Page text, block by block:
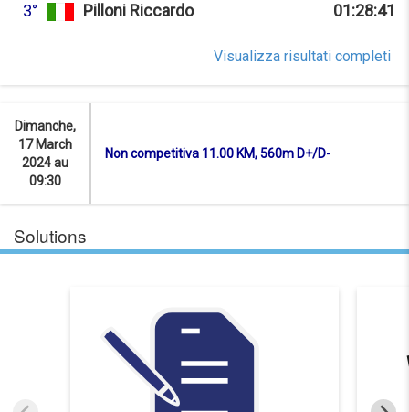
3°
Pilloni Riccardo 01:28:41
Visualizza risultati completi
Dimanche,
17 March
2024 au
09:30
Non competitiva 11.00 KM, 560m D+/D-
Solutions